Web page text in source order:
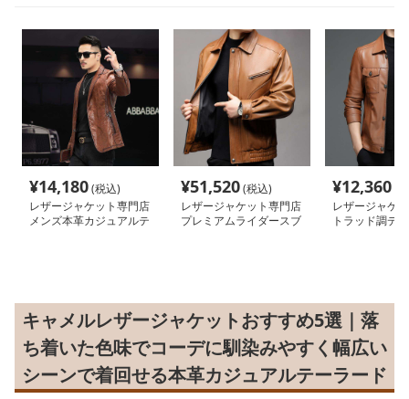
¥14,180(税込)
レザージャケット専門店
メンズ本革カジュアルテ
¥51,520(税込)
レザージャケット専門店
プレミアムライダースブ
¥12,360
レザージャケ
トラッド調デ
キャメルレザージャケットおすすめ5選｜落
ち着いた色味でコーデに馴染みやすく幅広い
シーンで着回せる本革カジュアルテーラード